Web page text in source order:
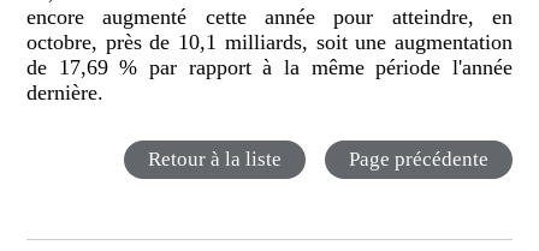
encore augmenté cette année pour atteindre, en
octobre, près de 10,1 milliards, soit une augmentation
de 17,69 % par rapport à la même période l'année
dernière.
Retour à la liste Page précédente